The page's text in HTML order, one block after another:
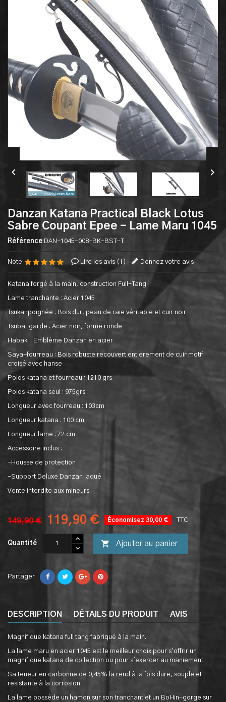
 
Danzan Katana Practical Black Lotus
Sabre Coupant Epee - Lame Maru 1045
Référence DAN-1045-008-BK-BST-T
Note Lire les avis ( 1 ) Donnez votre avis
Katana forgé à la main, construction Full-Tang
Lame tranchante : Acier 1045
Tsuka-poignée : Bois dur, peau de raie véritable et cuir noir
Tsuba-garde : Acier noir, forme ronde
Habaki : Emblème Danzan en acier
Saya-fourreau : Bois robuste recouvert entierement de cuir motif
croisé avec hanse
Poids katana et fourreau : 1210 grs
Poids katana seul : 975grs
Longueur avec fourreau : 103cm
Longueur katana : 100 cm
Longueur lame : 72 cm
Accessoire inclus :
-Housse de protection
-Support Deluxe Danzan laqué
Vente interdite aux mineurs
149,90 € 119,90 € Économisez 30,00 € TTC
Quantité  Ajouter au panier
Partager
DESCRIPTION DÉTAILS DU PRODUIT AVIS
Magnifique katana full tang fabriqué à la main.
La lame maru en acier 1045 est le meilleur choix pour s'offrir un
magnifique katana de collection ou pour s'exercer au maniement.
Sa teneur en carbonne de 0,45% la rend à la fois dure, souple et
resistante à la corrosion.
La lame possède un hamon sur son tranchant et un BoHin-gorge sur